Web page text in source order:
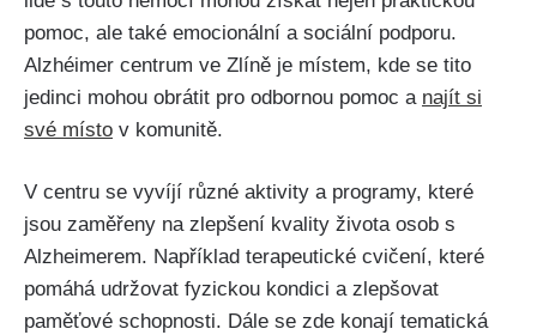
pomoc, ale také emocionální a sociální podporu.
Alzhéimer centrum ve Zlíně je místem, kde se tito
jedinci mohou obrátit pro odbornou pomoc a najít si
své místo v komunitě.
V centru se vyvíjí různé aktivity a programy, které
jsou zaměřeny na zlepšení kvality života osob s
Alzheimerem. Například terapeutické cvičení, které
pomáhá udržovat fyzickou kondici a zlepšovat
paměťové schopnosti. Dále se zde konají tematická